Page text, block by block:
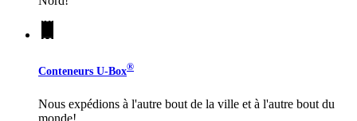
Conteneurs U-Box®
Nous expédions à l'autre bout de la ville et à l'autre bout du